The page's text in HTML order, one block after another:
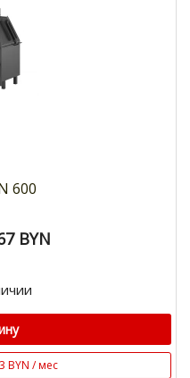
600
BYN
BYN / мес